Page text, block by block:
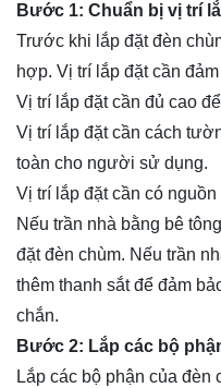
Bước 1: Chuẩn bị vị trí
Trước khi lắp đặt đèn
hợp. Vị trí lắp đặt cần
Vị trí lắp đặt cần đủ cao
Vị trí lắp đặt cần cách
toàn cho người sử dụng.
Vị trí lắp đặt cần có
Nếu trần nhà bằng bê
đặt đèn chùm. Nếu trần
thêm thanh sắt để đảm
chắn.
Bước 2: Lắp các bộ
Lắp các bộ phận của